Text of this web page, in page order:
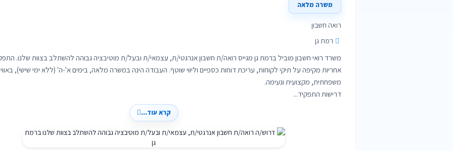
משרה מלאה
רואה חשבון
רמת גן
משרד רואי חשבון מוביל ברמת גן מגייס רואה/ת חשבון אנרגטי/ת, עצמאי/ת ובעל/ת מוטיבציה גבוהה להשתלב בצוות שלנו.
אחריות מקיפה על תיקי לקוחות, עריכת דוחות כספיים וליווי שוטף. העבודה הינה במשרה מלאה, בימים א'-ה' (ללא ימי שישי),
דרישות התפקיד...
קרא עוד...